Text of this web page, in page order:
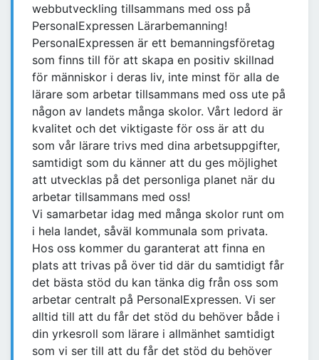
webbutveckling tillsammans med oss på
PersonalExpressen Lärarbemanning!
PersonalExpressen är ett bemanningsföretag
som finns till för att skapa en positiv skillnad
för människor i deras liv, inte minst för alla de
lärare som arbetar tillsammans med oss ute på
någon av landets många skolor. Vårt ledord är
kvalitet och det viktigaste för oss är att du
som vår lärare trivs med dina arbetsuppgifter,
samtidigt som du känner att du ges möjlighet
att utvecklas på det personliga planet när du
arbetar tillsammans med oss!
Vi samarbetar idag med många skolor runt om
i hela landet, såväl kommunala som privata.
Hos oss kommer du garanterat att finna en
plats att trivas på över tid där du samtidigt får
det bästa stöd du kan tänka dig från oss som
arbetar centralt på PersonalExpressen. Vi ser
alltid till att du får det stöd du behöver både i
din yrkesroll som lärare i allmänhet samtidigt
som vi ser till att du får det stöd du behöver